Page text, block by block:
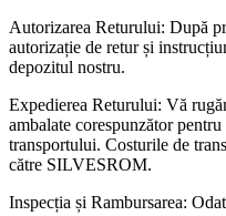
Autorizarea Returului: După
autorizație de retur și
depozitul nostru.
Expedierea Returului: Vă
ambalate corespunzător
transportului. Costurile de
către SILVESROM.
Inspecția și Rambursarea: